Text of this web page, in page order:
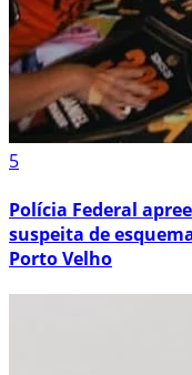
5
Polícia Federal
suspeita de
Porto Velho